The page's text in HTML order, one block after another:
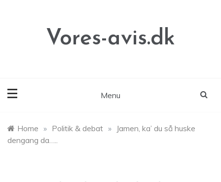
Vores-avis.dk
Menu
Home » Politik & debat » Jamen, ka’ du så huske
dengang da…..